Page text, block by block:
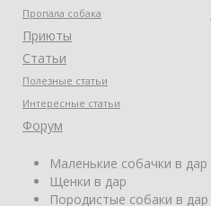
Пропала собака
Приюты
Статьи
Полезные статьи
Интересные статьи
Форум
Маленькие собачки в дар
Щенки в дар
Породистые собаки в дар